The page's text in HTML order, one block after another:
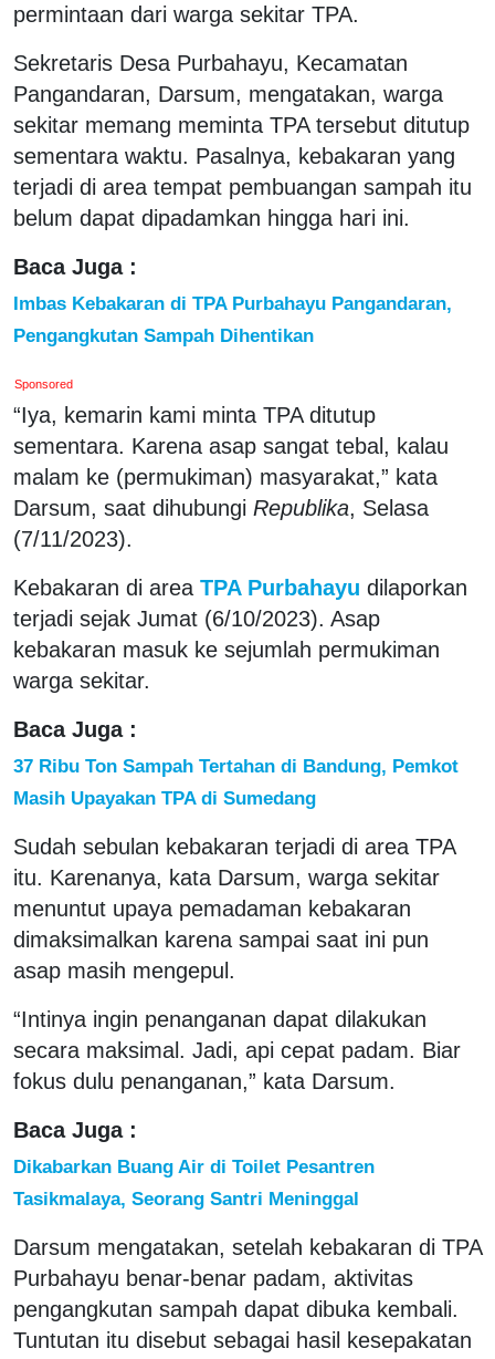
permintaan dari warga sekitar TPA.
Sekretaris Desa Purbahayu, Kecamatan
Pangandaran, Darsum, mengatakan, warga
sekitar memang meminta TPA tersebut ditutup
sementara waktu. Pasalnya, kebakaran yang
terjadi di area tempat pembuangan sampah itu
belum dapat dipadamkan hingga hari ini.
Baca Juga :
Imbas Kebakaran di TPA Purbahayu Pangandaran,
Pengangkutan Sampah Dihentikan
Sponsored
“Iya, kemarin kami minta TPA ditutup
sementara. Karena asap sangat tebal, kalau
malam ke (permukiman) masyarakat,” kata
Darsum, saat dihubungi Republika, Selasa
(7/11/2023).
Kebakaran di area TPA Purbahayu dilaporkan
terjadi sejak Jumat (6/10/2023). Asap
kebakaran masuk ke sejumlah permukiman
warga sekitar.
Baca Juga :
37 Ribu Ton Sampah Tertahan di Bandung, Pemkot
Masih Upayakan TPA di Sumedang
Sudah sebulan kebakaran terjadi di area TPA
itu. Karenanya, kata Darsum, warga sekitar
menuntut upaya pemadaman kebakaran
dimaksimalkan karena sampai saat ini pun
asap masih mengepul.
“Intinya ingin penanganan dapat dilakukan
secara maksimal. Jadi, api cepat padam. Biar
fokus dulu penanganan,” kata Darsum.
Baca Juga :
Dikabarkan Buang Air di Toilet Pesantren
Tasikmalaya, Seorang Santri Meninggal
Darsum mengatakan, setelah kebakaran di TPA
Purbahayu benar-benar padam, aktivitas
pengangkutan sampah dapat dibuka kembali.
Tuntutan itu disebut sebagai hasil kesepakatan